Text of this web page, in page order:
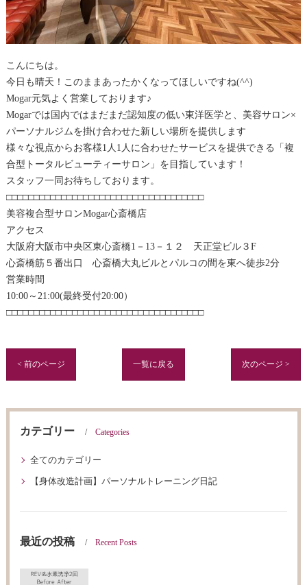
こんにちは。
今日も晴天！このままあったかくなってほしいですね(^^)
Mogar元気よく営業しております♪
Mogarでは国内ではまだまだ認知度の低い東洋医学と、美容サロン×
パーソナルジムを掛け合わせた新しい場所を提供します
様々な視点からお客様1人1人に合わせたサービスを提供できる「複
合型トータルビューティーサロン」を目指しています！
スタッフ一同お待ちしております。
□□□□□□□□□□□□□□□□□□□□□□□□□□□□□□□□□□□□
美容複合型サロンMogar心斎橋店
アクセス
大阪府大阪市中央区東心斎橋1－13－１２ 天正堂ビル３F
心斎橋筋５番出口 心斎橋大丸ビルとパルコの間を東へ徒歩2分
営業時間
10:00～21:00(最終受付20:00）
□□□□□□□□□□□□□□□□□□□□□□□□□□□□□□□□□□□□
< 前のページ 一覧に戻る 次のページ >
カテゴリー Categories
全てのカテゴリー
【身体改造計画】パーソナルトレーニング日記
最近の投稿 Recent Posts